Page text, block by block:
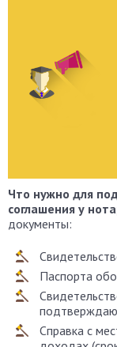
Что нужно для
соглашения у
документы:
Паспорта
Справка с